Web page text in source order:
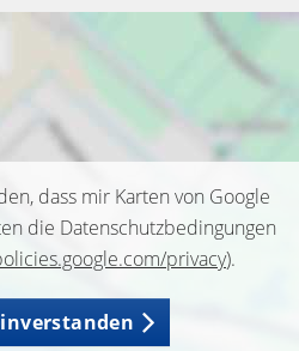
dass mir Karten von Google
die Datenschutzbedingungen
privacy).